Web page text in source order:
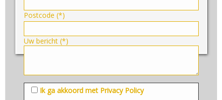
Postcode (*)
Uw bericht (*)
Ik ga akkoord met Privacy Policy